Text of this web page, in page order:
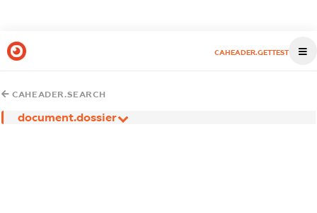
CAHEADER.GETTEST
CAHEADER.SEARCH
document.dossier